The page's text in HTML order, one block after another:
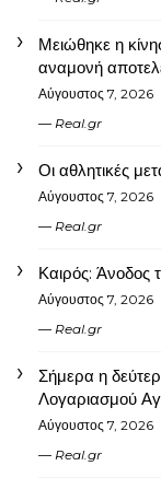
Μειώθηκε η
αναμονή
Αύγουστος 7, 2026
Real.gr
Οι αθλητικές
Αύγουστος 7, 2026
Real.gr
Καιρός: Άνοδος
Αύγουστος 7, 2026
Real.gr
Σήμερα η
Λογαριασμού
Αύγουστος 7, 2026
Real.gr